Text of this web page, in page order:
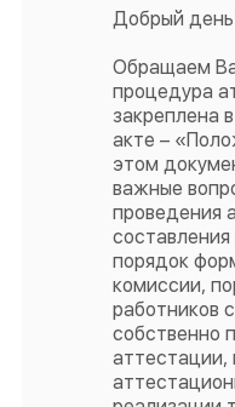
Добрый
Обращаем
процедура
закреплена
акте –
этом
важные
проведения
порядок
комиссии,
работников
собственно
аттестации,